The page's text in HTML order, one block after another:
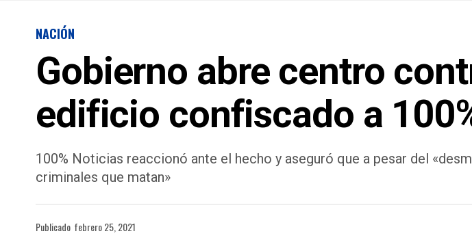
NACIÓN
Gobierno abre centro
edificio confiscado a
100% Noticias reaccionó ante el hecho y aseguró que a pesar del
criminales que matan»
Publicado febrero 25, 2021